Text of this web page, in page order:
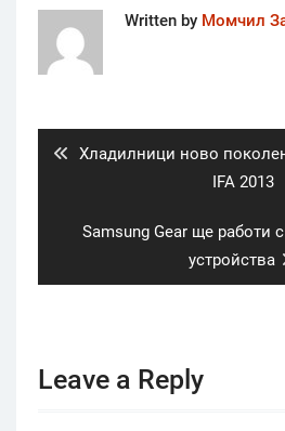
Written by Момчил
Previous
Хладилници ново
IFA 2013
Next
Samsung Gear ще работи
устройства
Leave a Reply